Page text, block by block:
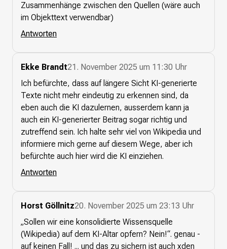
Zusammenhänge zwischen den Quellen (wäre auch
im Objekttext verwendbar)
Antworten
Ekke Brandt21. November 2025 um 11:30 Uhr
Ich befürchte, dass auf längere Sicht KI-generierte
Texte nicht mehr eindeutig zu erkennen sind, da
eben auch die KI dazulernen, ausserdem kann ja
auch ein KI-generierter Beitrag sogar richtig und
zutreffend sein. Ich halte sehr viel von Wikipedia und
informiere mich gerne auf diesem Wege, aber ich
befürchte auch hier wird die KI einziehen.
Antworten
Horst Göllnitz20. November 2025 um 23:13 Uhr
„Sollen wir eine konsolidierte Wissensquelle
(Wikipedia) auf dem KI-Altar opfern? Nein!“. genau -
auf keinen Fall! ... und das zu sichern ist auch xden